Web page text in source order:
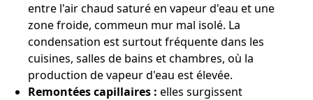
entre l'air chaud saturé en vapeur d'eau et une
zone froide, commeun mur mal isolé. La
condensation est surtout fréquente dans les
cuisines, salles de bains et chambres, où la
production de vapeur d'eau est élevée.
Remontées capillaires : elles surgissent